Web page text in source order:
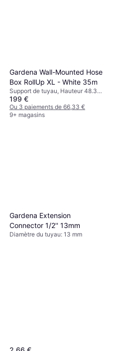
Gardena Wall-Mounted Hose
Box RollUp XL - White 35m
Support de tuyau, Hauteur 48.3
cm, Largeur 26.2 cm, Longueur
65.7 cm, Longueur 35 m Diamètre
du tuyau: 13 mm
199 €
Ou 3 paiements de 66,33 €
9+ magasins
Gardena Extension
Connector 1/2'' 13mm
Diamètre du tuyau: 13 mm